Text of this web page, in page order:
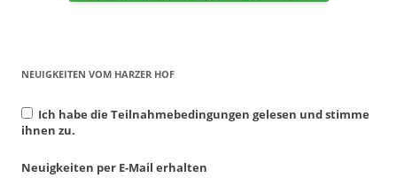
NEUIGKEITEN VOM HARZER HOF
Ich habe die Teilnahmebedingungen gelesen und stimme
ihnen zu.
Neuigkeiten per E-Mail erhalten